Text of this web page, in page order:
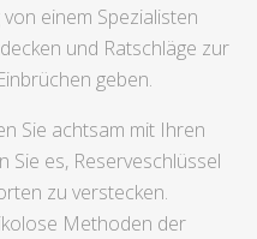
einem Spezialisten
und Ratschläge zur
geben.
Sie achtsam mit Ihren
Sie es, Reserveschlüssel
zu verstecken.
Methoden der